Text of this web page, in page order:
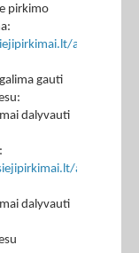
pirkimo
app/rfq/
gauti
dalyvauti
app/rfq/
dalyvauti